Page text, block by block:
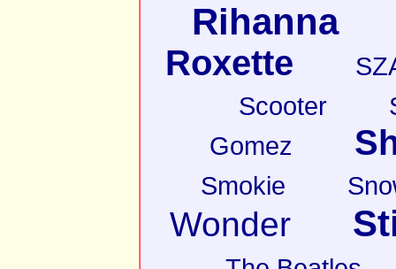
Rihanna
Roxette
Scooter
Gomez
Smokie
Wonder